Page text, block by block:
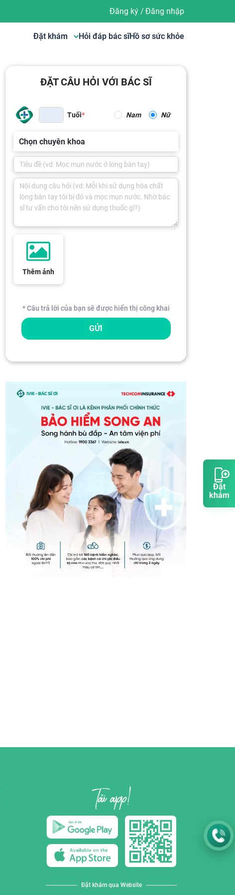
Đặt
khám
Đăng ký/ Đăng nhập
Đặt khám Hỏi đáp bác sĩHồ sơ sức khỏe
ĐẶT CÂU HỎI VỚI BÁC SĨ
Tuổi Nam Nữ
Chọn chuyên khoa
Thêm ảnh
* Câu trả lời của bạn sẽ được hiển thị công khai
GỬI
Đặt khám qua Website